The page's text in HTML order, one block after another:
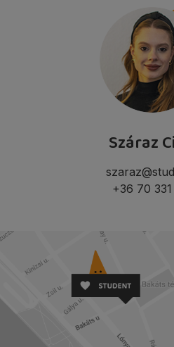
Száraz
+36 70